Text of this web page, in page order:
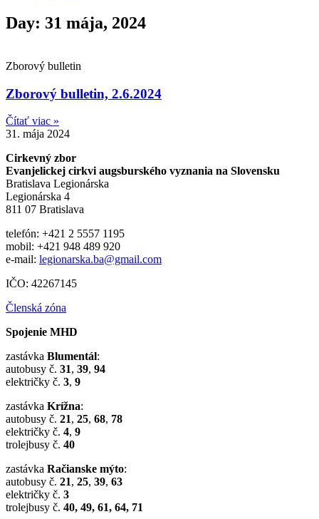
Day: 31 mája, 2024
Zborový bulletin
Zborový bulletin, 2.6.2024
Čítať viac »
31. mája 2024
Cirkevný zbor
Evanjelickej cirkvi augsburského vyznania na Slovensku
Bratislava Legionárska
Legionárska 4
811 07 Bratislava
telefón: +421 2 5557 1195
mobil: +421 948 489 920
e-mail: legionarska.ba@gmail.com
IČO: 42267145
Členská zóna
Spojenie MHD
zastávka Blumentál:
autobusy č. 31, 39, 94
električky č. 3, 9
zastávka Krížna:
autobusy č. 21, 25, 68, 78
električky č. 4, 9
trolejbusy č. 40
zastávka Račianske mýto:
autobusy č. 21, 25, 39, 63
električky č. 3
trolejbusy č. 40, 49, 61, 64, 71